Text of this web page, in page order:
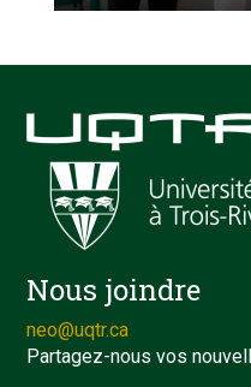
Nous joindre
neo@uqtr.ca
Partagez-nous vos